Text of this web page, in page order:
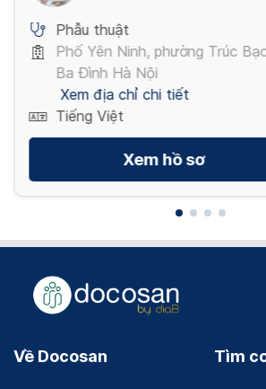
Phẫu thuật
Phố Yên Ninh, phường Trúc
Ba Đình Hà Nội
Xem địa chỉ chi tiết
Tiếng Việt
Xem hồ sơ
Về Docosan Tìm